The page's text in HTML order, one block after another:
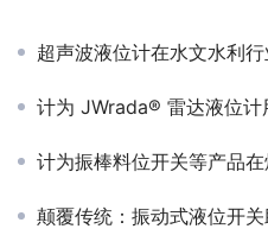
超声波液位计在水文水利
计为 JWrada® 雷达液位计用于江边水位监测
计为振棒料位开关等产品
颠覆传统：振动式液位开